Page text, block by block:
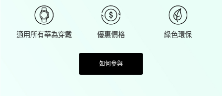
適用所有華為穿戴 優惠價格 綠色環保
如何參與